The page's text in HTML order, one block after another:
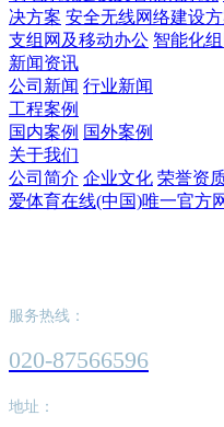
决方案 安全无线网络建设
支组网及移动办公 智能化
新闻资讯
公司新闻 行业新闻
工程案例
国内案例 国外案例
关于我们
公司简介 企业文化 荣誉资
爱体育在线(中国)唯一官方
服务热线：
020-87566596
地址：